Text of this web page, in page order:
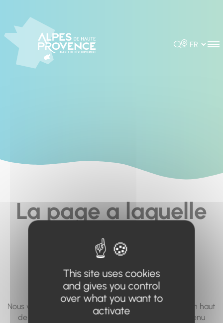
Rechercher
Choisir la
La page a laquelle
vous cherchez à
accéder n'existe
pas... ou plus.
Nous vous invitons à utiliser le moteur de recherche en haut
de page, ou à utiliser le menu pour trouver le contenu
This site uses cookies
and gives you control
over what you want to
activate